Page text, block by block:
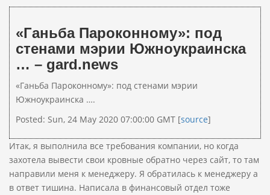
«Ганьба Пароконному»: под
стенами мэрии Южноукраинска
… – gard.news
«Ганьба Пароконному»: под стенами мэрии
Южноукраинска ….
Posted: Sun, 24 May 2020 07:00:00 GMT [source]
Итак, я выполнила все требования компании, но когда
захотела вывести свои кровные обратно через сайт, то там
направили меня к менеджеру. Я обратилась к менеджеру а
в ответ тишина. Написала в финансовый отдел тоже